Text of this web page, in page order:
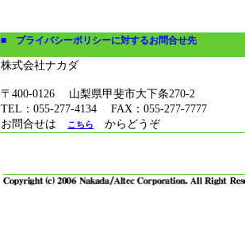
■ プライバシーポリシーに対するお問合せ先
株式会社ナカダ
〒400-0126 山梨県甲斐市大下条270-2
TEL：055-277-4134 FAX：055-277-7777
お問合せは
こちら からどうぞ